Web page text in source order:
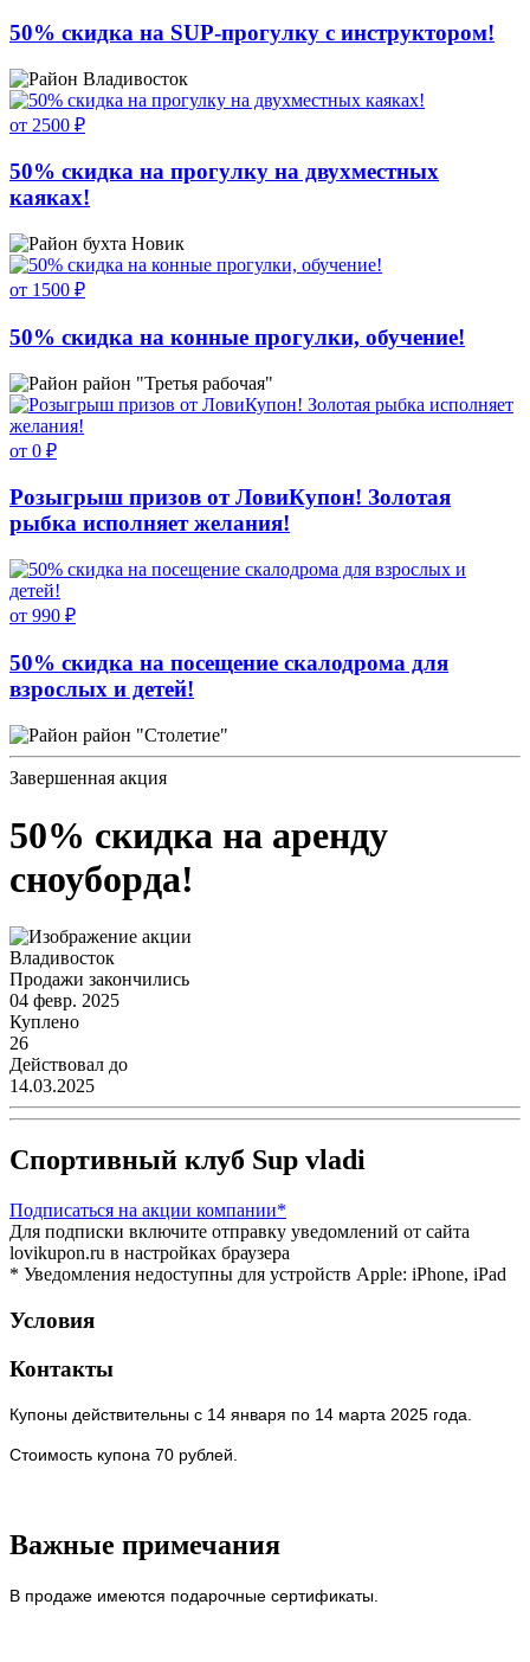
50% скидка на SUP-прогулку c инструктором!
Владивосток
от 2500 ₽
50% скидка на прогулку на двухместных
каяках!
бухта Новик
от 1500 ₽
50% скидка на конные прогулки, обучение!
район "Третья рабочая"
от 0 ₽
Розыгрыш призов от ЛовиКупон! Золотая
рыбка исполняет желания!
от 990 ₽
50% скидка на посещение скалодрома для
взрослых и детей!
район "Столетие"
Завершенная акция
50% скидка на аренду
сноуборда!
Владивосток
Продажи закончились
04 февр. 2025
Куплено
26
Действовал до
14.03.2025
Спортивный клуб Sup vladi
Подписаться на акции компании*
Для подписки включите отправку уведомлений от сайта
lovikupon.ru в настройках браузера
* Уведомления недоступны для устройств Apple: iPhone, iPad
Условия
Контакты
Купоны действительны с 14 января по 14 марта 2025 года.
Стоимость купона 70 рублей.
Важные примечания
В продаже имеются подарочные сертификаты.